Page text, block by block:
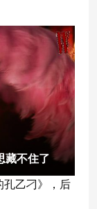
藏不住了
孔乙刁》，后